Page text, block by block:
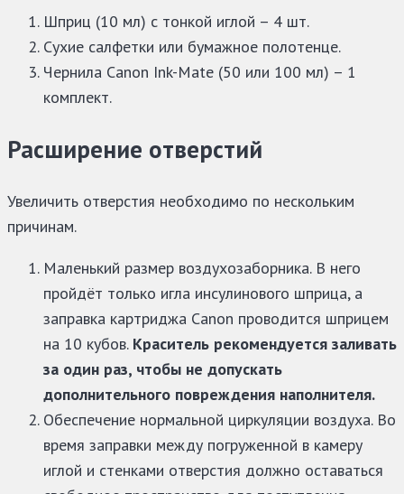
Шприц (10 мл) с тонкой иглой – 4 шт.
Сухие салфетки или бумажное полотенце.
Чернила Canon Ink-Mate (50 или 100 мл) – 1
комплект.
Расширение отверстий
Увеличить отверстия необходимо по нескольким
причинам.
Маленький размер воздухозаборника. В него
пройдёт только игла инсулинового шприца, а
заправка картриджа Canon проводится шприцем
на 10 кубов. Краситель рекомендуется заливать
за один раз, чтобы не допускать
дополнительного повреждения наполнителя.
Обеспечение нормальной циркуляции воздуха. Во
время заправки между погруженной в камеру
иглой и стенками отверстия должно оставаться